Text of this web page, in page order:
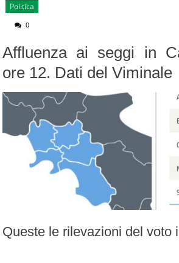
Politica
0
Affluenza ai seggi in
ore 12. Dati del Viminale